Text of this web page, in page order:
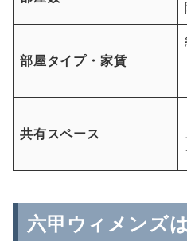
部屋タイプ・家賃
共有スペース
六甲ウィメンズ